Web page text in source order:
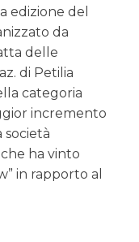
edizione del
da
delle
di Petilia
categoria
incremento
ha vinto
in rapporto al